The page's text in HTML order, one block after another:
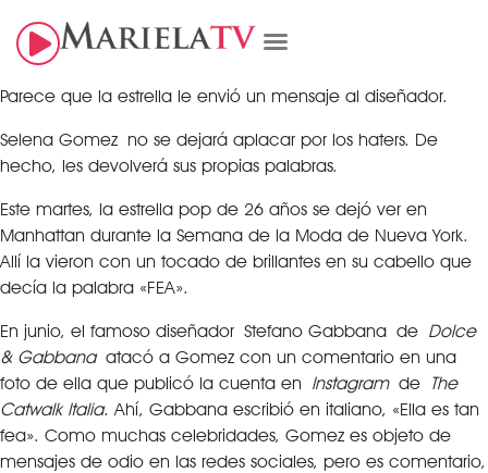
Parece que la estrella le envió un mensaje al diseñador.
Selena Gomez no se dejará aplacar por los haters. De
hecho, les devolverá sus propias palabras.
Este martes, la estrella pop de 26 años se dejó ver en
Manhattan durante la Semana de la Moda de Nueva York.
Allí la vieron con un tocado de brillantes en su cabello que
decía la palabra «FEA».
En junio, el famoso diseñador Stefano Gabbana de Dolce
& Gabbanaatacó a Gomez con un comentario en una
foto de ella que publicó la cuenta en Instagramde The
Catwalk Italia. Ahí, Gabbana escribió en italiano, «Ella es tan
fea». Como muchas celebridades, Gomez es objeto de
mensajes de odio en las redes sociales, pero es comentario,